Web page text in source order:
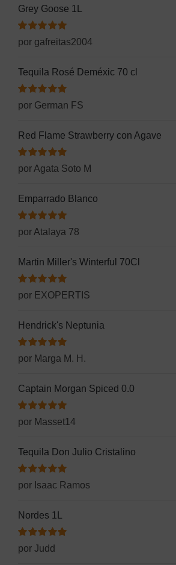
Grey Goose 1L
Valorado
con
5de 5
por gafreitas2004
Tequila Rosé Deméxic 70 cl
Valorado
con
por German FS
Red Flame Strawberry con Agave
Valorado
con
de 5
por Agata Soto M
Emparrado Blanco
Valorado
con
por Atalaya 78
Martin Miller's Winterful 70Cl
Valorado
con
por EXOPERTIS
Hendrick's Neptunia
Valorado
con
por Marga M. H.
Captain Morgan Spiced 0.0
Valorado
con
por Masset14
Tequila Don Julio Cristalino
Valorado
con
por Isaac Ramos
Nordes 1L
Valorado
con
por Judd